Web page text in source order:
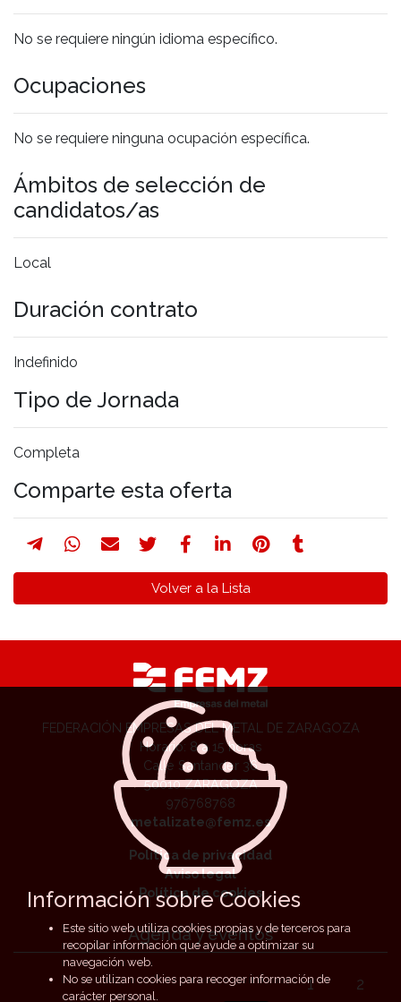
No se requiere ningún idioma específico.
Ocupaciones
No se requiere ninguna ocupación específica.
Ámbitos de selección de
candidatos/as
Local
Duración contrato
Indefinido
Tipo de Jornada
Completa
Comparte esta oferta
Volver a la Lista
FEDERACIÓN EMPRESAS DEL METAL DE ZARAGOZA
Horario: 8 a 15 horas
Calle Santander 36
50010 ZARAGOZA
976768768
metalizate@femz.es
Política de privacidad
Aviso legal
Política de cookies
Agenda y eventos
1 2
Información sobre Cookies
Este sitio web utiliza cookies propias y de terceros para
recopilar información que ayude a optimizar su
navegación web.
No se utilizan cookies para recoger información de
carácter personal.